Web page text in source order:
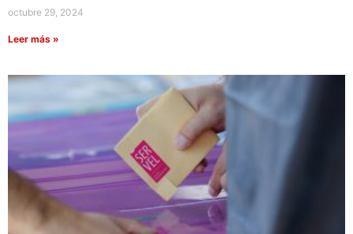
octubre 29, 2024
Leer más »